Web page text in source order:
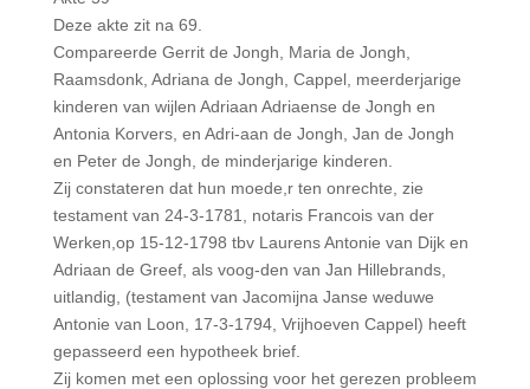
Deze akte zit na 69.
Compareerde Gerrit de Jongh, Maria de Jongh,
Raamsdonk, Adriana de Jongh, Cappel, meerderjarige
kinderen van wijlen Adriaan Adriaense de Jongh en
Antonia Korvers, en Adri-aan de Jongh, Jan de Jongh
en Peter de Jongh, de minderjarige kinderen.
Zij constateren dat hun moede,r ten onrechte, zie
testament van 24-3-1781, notaris Francois van der
Werken,op 15-12-1798 tbv Laurens Antonie van Dijk en
Adriaan de Greef, als voog-den van Jan Hillebrands,
uitlandig, (testament van Jacomijna Janse weduwe
Antonie van Loon, 17-3-1794, Vrijhoeven Cappel) heeft
gepasseerd een hypotheek brief.
Zij komen met een oplossing voor het gerezen probleem